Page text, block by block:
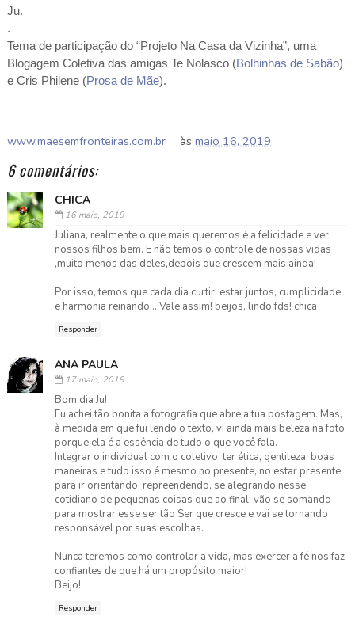
Ju.
.
Tema de participação do “Projeto Na Casa da Vizinha”, uma
Blogagem Coletiva das amigas Te Nolasco (Bolhinhas de Sabão)
e Cris Philene (Prosa de Mãe).
www.maesemfronteiras.com.br àsmaio 16, 2019
6 comentários:
CHICA
16 maio, 2019
Juliana, realmente o que mais queremos é a felicidade e ver
nossos filhos bem. E não temos o controle de nossas vidas
,muito menos das deles,depois que crescem mais ainda!
Por isso, temos que cada dia curtir, estar juntos, cumplicidade
e harmonia reinando... Vale assim! beijos, lindo fds! chica
Responder
ANA PAULA
17 maio, 2019
Bom dia Ju!
Eu achei tão bonita a fotografia que abre a tua postagem. Mas,
à medida em que fui lendo o texto, vi ainda mais beleza na foto
porque ela é a essência de tudo o que você fala.
Integrar o individual com o coletivo, ter ética, gentileza, boas
maneiras e tudo isso é mesmo no presente, no estar presente
para ir orientando, repreendendo, se alegrando nesse
cotidiano de pequenas coisas que ao final, vão se somando
para mostrar esse ser tão Ser que cresce e vai se tornando
responsável por suas escolhas.
Nunca teremos como controlar a vida, mas exercer a fé nos faz
confiantes de que há um propósito maior!
Beijo!
Responder